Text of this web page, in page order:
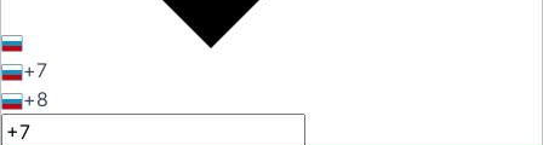
+7
+8